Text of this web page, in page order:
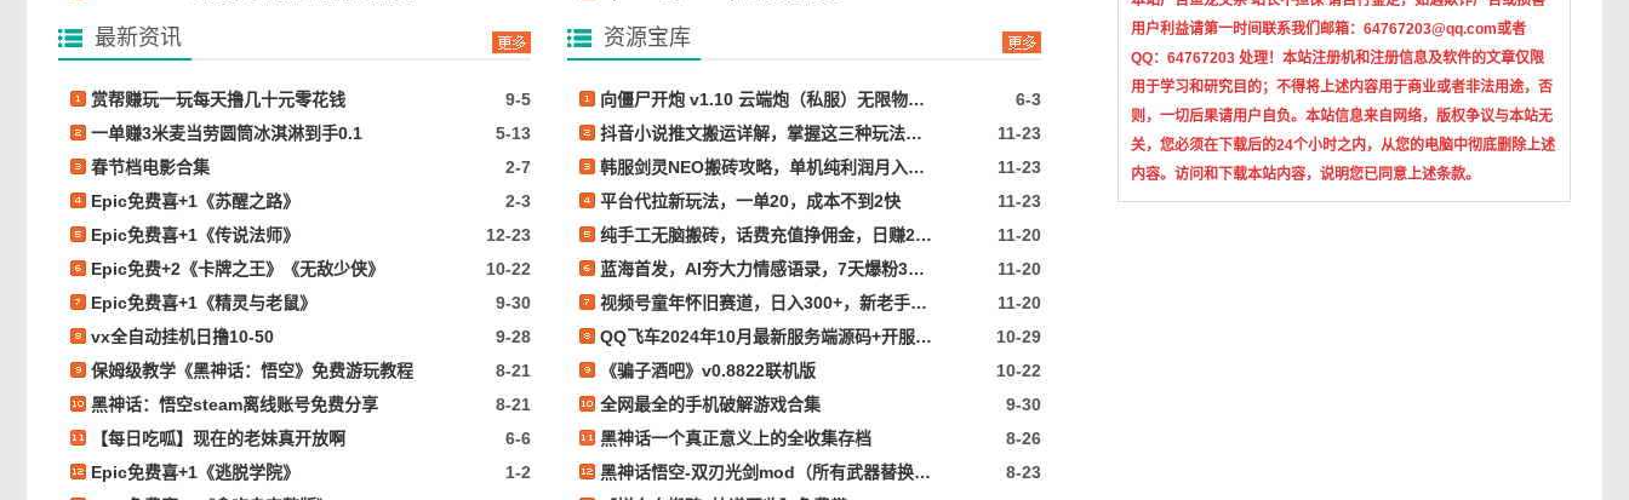
最新资讯
赏帮赚玩一玩每天撸几十元零花钱
9-5
一单赚3米麦当劳圆筒冰淇淋到手0.1
5-13
春节档电影合集
2-7
Epic免费喜+1《苏醒之路》
2-3
Epic免费喜+1《传说法师》
12-23
Epic免费+2《卡牌之王》《无敌少侠》
10-22
Epic免费喜+1《精灵与老鼠》
9-30
vx全自动挂机日撸10-50
9-28
保姆级教学《黑神话：悟空》免费游玩教程
8-21
黑神话：悟空steam离线账号免费分享
8-21
【每日吃呱】现在的老妹真开放啊
6-6
Epic免费喜+1《逃脱学院》
1-2
资源宝库
向僵尸开炮 v1.10 云端炮（私服）无限物资内置作弊
6-3
抖音小说推文搬运详解，掌握这三种玩法，日入多张不是问题
11-23
韩服剑灵NEO搬砖攻略，单机纯利润月入6000+ 可矩阵操作，简单好上手
11-23
平台代拉新玩法，一单20，成本不到2快
11-23
纯手工无脑搬砖，话费充值挣佣金，日赚200+长期稳定
11-20
蓝海首发，AI夯大力情感语录，7天爆粉3万+，变现思路和制作全流程拆解
11-20
视频号童年怀旧赛道，日入300+，新老手可做
11-20
QQ飞车2024年10月最新服务端源码+开服教程
10-29
《骗子酒吧》v0.8822联机版
10-22
全网最全的手机破解游戏合集
9-30
黑神话一个真正意义上的全收集存档
8-26
黑神话悟空-双刃光剑mod（所有武器替换成光剑）
8-23
用户利益请第一时间联系我们邮箱：64767203@qq.com或者
QQ：64767203 处理！本站注册机和注册信息及软件的文章仅限
用于学习和研究目的；不得将上述内容用于商业或者非法用途，否
则，一切后果请用户自负。本站信息来自网络，版权争议与本站无
关，您必须在下载后的24个小时之内，从您的电脑中彻底删除上述
内容。访问和下载本站内容，说明您已同意上述条款。